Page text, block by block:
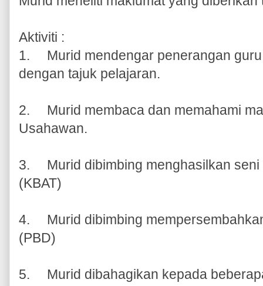
Aktiviti :
1.
Murid mendengar penerangan
dengan tajuk pelajaran.
2.
Murid membaca dan memahami
Usahawan.
3.
Murid dibimbing menghasilkan
(KBAT)
4.
Murid dibimbing
(PBD)
5. Murid dibahagikan kepada